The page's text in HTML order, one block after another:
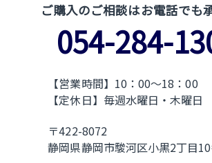
ご購入のご相談はお電話でも
054-284-
【営業時間】10：00〜18：00
【定休日】毎週水曜日・木曜日
〒422-8072
静岡県静岡市駿河区小黒2丁目